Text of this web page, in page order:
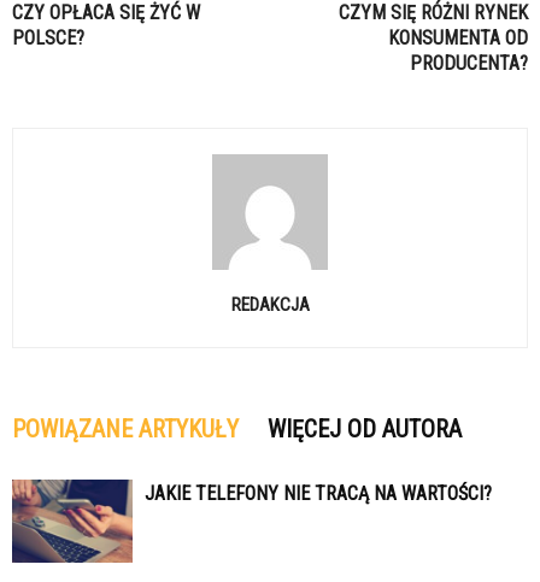
CZY OPŁACA SIĘ ŻYĆ W
POLSCE?
CZYM SIĘ RÓŻNI RYNEK
KONSUMENTA OD
PRODUCENTA?
REDAKCJA
POWIĄZANE ARTYKUŁY WIĘCEJ OD AUTORA
JAKIE TELEFONY NIE TRACĄ NA WARTOŚCI?